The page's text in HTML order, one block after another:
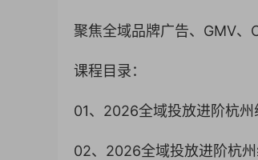
聚焦全域品牌广告、GMV、
课程目录：
01、2026全域投放进阶杭
02、2026全域投放进阶杭